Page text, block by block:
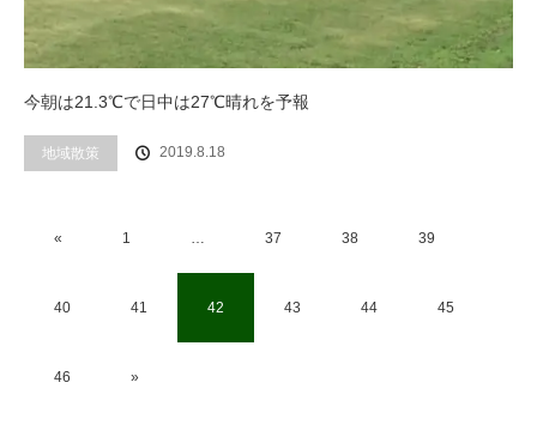
今朝は21.3℃で日中は27℃晴れを予報
地域散策 2019.8.18
« 1 37 38 39
40 41 42 43 44 45
46 »